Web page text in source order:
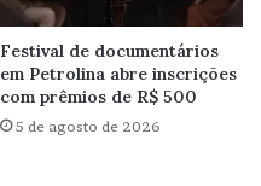
Festival de documentários
em Petrolina abre inscrições
com prêmios de R$ 500
5 de agosto de 2026